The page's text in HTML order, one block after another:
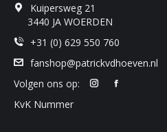
Kuipersweg 21
3440 JA WOERDEN
+31 (0) 629 550 760
fanshop@patrickvdhoeven.nl
Volgen ons op:
KvK Nummer